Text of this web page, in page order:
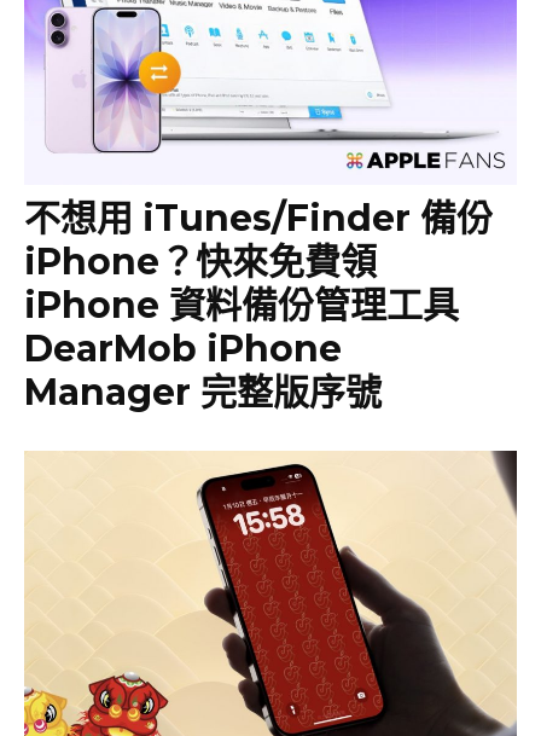
不想用 iTunes/Finder 備份
iPhone？快來免費領
iPhone 資料備份管理工具
DearMob iPhone
Manager 完整版序號